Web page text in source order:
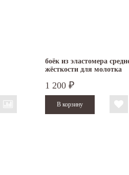
боёк из эластомера
жёсткости для молотка
1 200 ₽